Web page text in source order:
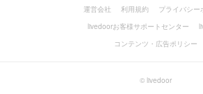
運営会社 利用規約
プライバシー
livedoorお客様サポートセンター
コンテンツ・広告ポリシー
© livedoor